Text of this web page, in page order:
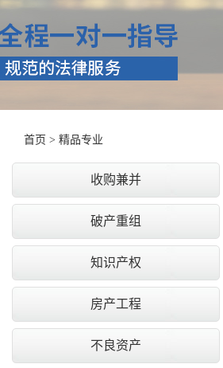
首页 > 精品专业
收购兼并
破产重组
知识产权
房产工程
不良资产